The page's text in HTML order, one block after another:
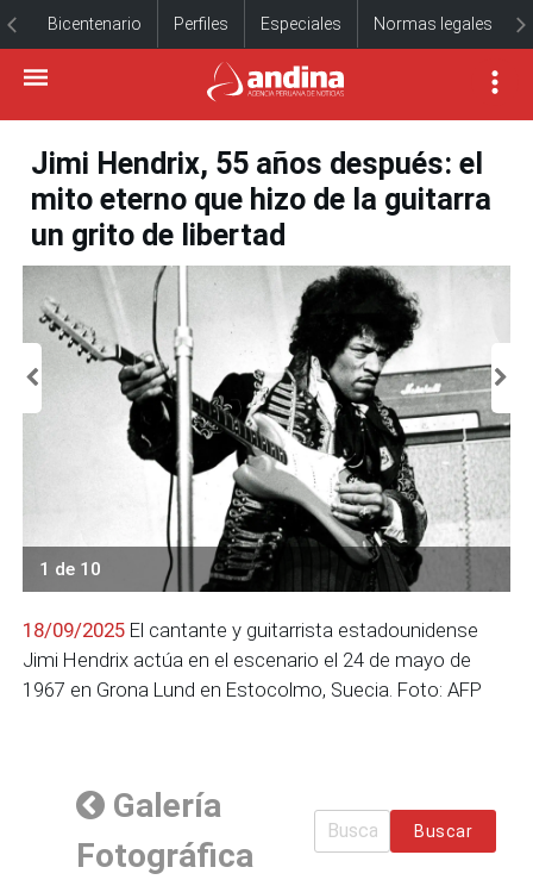
Bicentenario Perfiles Especiales Normas legales
Jimi Hendrix, 55 años después: el
mito eterno que hizo de la guitarra
un grito de libertad
1 de 10
18/09/2025 El cantante y guitarrista estadounidense
Jimi Hendrix actúa en el escenario el 24 de mayo de
1967 en Grona Lund en Estocolmo, Suecia. Foto: AFP
Galería
Fotográfica
Buscar